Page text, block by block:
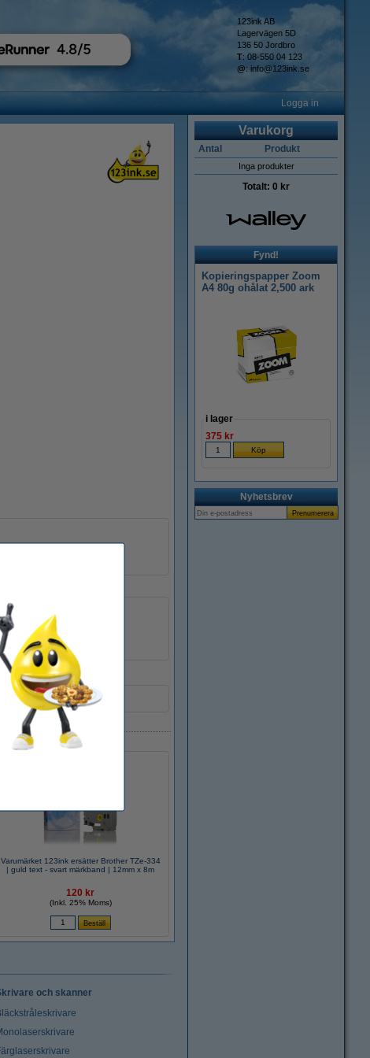
123ink AB
Lagervägen 5D
136 50 Jordbro
T: 08-550 04 123
@: info@123ink.se
Logga in
± 100 rengöringar
TZe-CL3
Varumärket 123ink ersätter Brother TZe-334
| guld text - svart märkband | 12mm x 8m
120 kr
(Inkl. 25% Moms)
Varukorg
Antal Produkt
Inga produkter
Totalt: 0 kr
Fynd!
Kopieringspapper Zoom
A4 80g ohålat 2,500 ark
i lager
375 kr
Nyhetsbrev
och skanner